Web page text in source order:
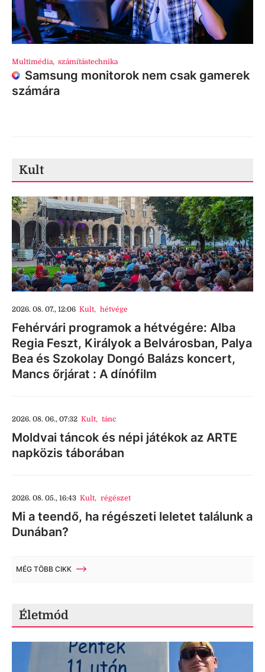
Multimédia, számítástechnika
Samsung monitorok nem csak gamerek
számára
Kult
2026. 08. 07., 12:06 Kult, hétvége
Fehérvári programok a hétvégére: Alba
Regia Feszt, Királyok a Belvárosban, Palya
Bea és Szokolay Dongó Balázs koncert,
Mancs őrjárat : A dínófilm
2026. 08. 06., 07:32 Kult, tánc
Moldvai táncok és népi játékok az ARTE
napközis táborában
2026. 08. 05., 16:43 Kult, régészet
Mi a teendő, ha régészeti leletet találunk a
Dunában?
MÉG TÖBB CIKK
Életmód